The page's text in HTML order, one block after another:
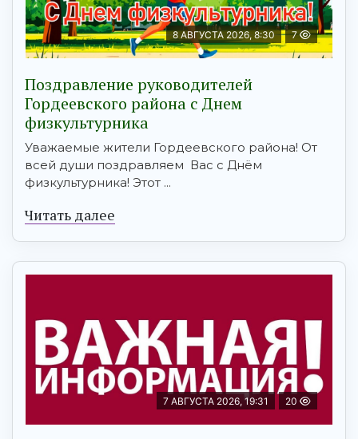
8 АВГУСТА 2026, 8:30 7
Поздравление руководителей
Гордеевского района с Днем
физкультурника
Уважаемые жители Гордеевского района! От
всей души поздравляем Вас с Днём
физкультурника! Этот ...
Читать далее
7 АВГУСТА 2026, 19:31 20